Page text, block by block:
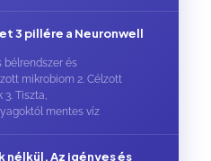
3 pillére a Neuronwell
bélrendszer és
mikrobiom 2. Célzott
3. Tiszta,
mentes víz
nélkül. Az igényes és